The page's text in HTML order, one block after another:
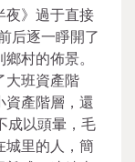
夜》過于直接
后逐一睜開了
村的佈景。
大班資產階
資產階層，還
成以頭暈，毛
城里的人，簡